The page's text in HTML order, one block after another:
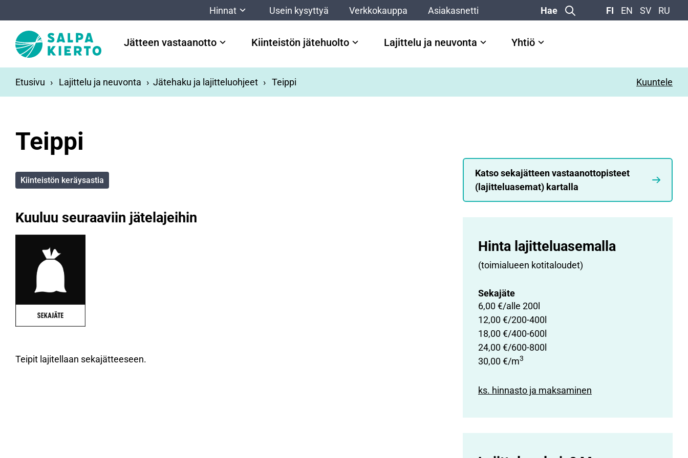
Hinnat Usein kysyttyä Verkkokauppa Asiakasnetti Hae FI EN SV RU
Jätteen vastaanotto Kiinteistön jätehuolto Lajittelu ja neuvonta Yhtiö
Etusivu Lajittelu ja neuvonta Jätehaku ja lajitteluohjeet Teippi Kuuntele
Teippi
Kiinteistön keräysastia
Kuuluu seuraaviin jätelajeihin
Teipit lajitellaan sekajätteeseen.
Katso sekajätteen vastaanottopisteet
(lajitteluasemat) kartalla
Hinta lajittelu­asemalla
(toimialueen kotitaloudet)
Sekajäte
6,00 €/alle 200l
12,00 €/200-400l
18,00 €/400-600l
24,00 €/600-800l
30,00 €/m3
ks. hinnasto ja maksaminen